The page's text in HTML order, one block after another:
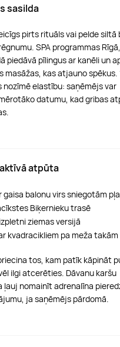
sasilda
pirts rituāls vai pelde siltā
SPA programmas Rīgā,
piedāvā pīlingus ar kanēli un
masāžas, kas atjauno spēkus.
nozīmē elastību: saņēmējs var
datumu, kad gribas
atpūta
gaisa balonu virs sniegotām
Biķernieku trasē
ziemas versijā
kvadracikliem pa meža takām
tos, kam patīk kāpināt
ilgi atcerēties. Dāvanu karšu
ļauj nomainīt adrenalīna
ja saņēmējs pārdomā.